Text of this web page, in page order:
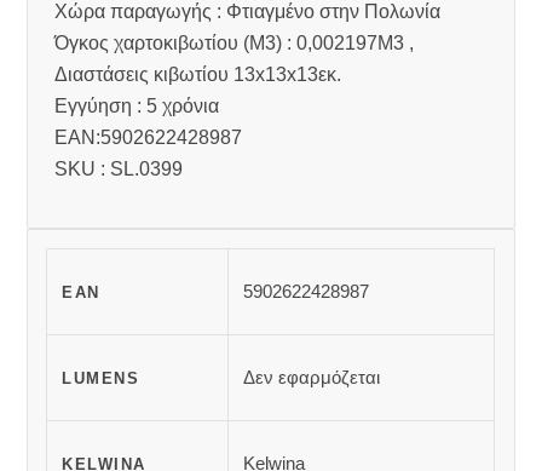
Χώρα παραγωγής : Φτιαγμένο στην Πολωνία
Όγκος χαρτοκιβωτίου (M3) : 0,002197M3 ,
Διαστάσεις κιβωτίου 13x13x13εκ.
Εγγύηση : 5 χρόνια
EAN:5902622428987
SKU : SL.0399
EAN 5902622428987
LUMENS Δεν εφαρμόζεται
KELWINA Kelwina